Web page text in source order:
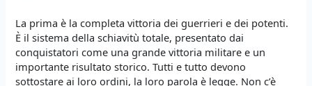
La prima è la completa vittoria dei guerrieri e dei potenti.
È il sistema della schiavitù totale, presentato dai
conquistatori come una grande vittoria militare e un
importante risultato storico. Tutti e tutto devono
sottostare ai loro ordini, la loro parola è legge. Non c’è